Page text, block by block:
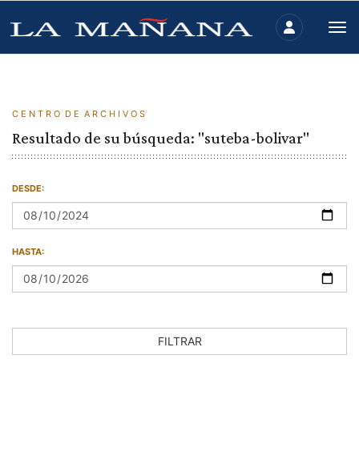
C E N T R O D E A R C H I V O S
Resultado de su búsqueda: "suteba-bolivar"
DESDE:
HASTA:
FILTRAR